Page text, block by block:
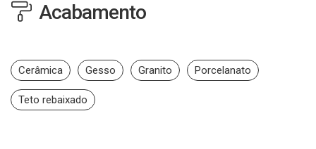
Acabamento
Cerâmica Gesso Granito Porcelanato
Teto rebaixado